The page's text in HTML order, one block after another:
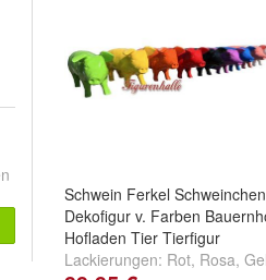
Schwein Ferkel Schweinchen
Dekofigur v. Farben
Hofladen Tier Tierfigur
Lackierungen: Rot, Rosa,